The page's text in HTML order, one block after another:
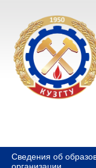
Сведения об